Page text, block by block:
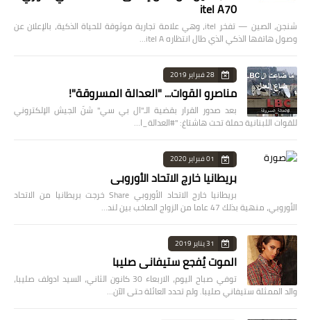
itel A70
شنجن، الصين — تفخر itel، وهي علامة تجارية موثوقة للحياة الذكية، بالإعلان عن
وصول هاتفها الذكي الذي طال انتظاره itel A…
28 فبراير 2019
مناصرو القوات... "العدالة المسروقة"!
بعد صدور القرار بقضية الـ"ال بي سي" شنّ الجيش الإلكتروني
للقوات اللبنانية حملة تحت هاشتاغ: "#العدالة_ا…
01 فبراير 2020
بريطانيا خارج الاتحاد الأوروبي
بريطانيا خارج الاتحاد الأوروبي Share خرجت بريطانيا من الاتحاد
الأوروبي، منهية بذلك 47 عاما من الزواج الصاخب بين لند…
31 يناير 2019
الموت يُفجع ستيفاني صليبا
توفي صباح اليوم، الاربعاء 30 كانون الثاني، السيد ادولف صليبا،
والد الممثلة ستيفاني صليبا. ولم تحدد العائلة حتى الآن…